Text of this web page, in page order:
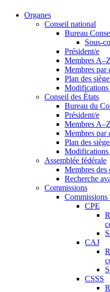
Organes
Conseil national
Bureau
Sous-
Président/e
Membres A–Z
Membres par
Plan des
Modifications
Conseil des États
Bureau du
Président/e
Membres A–Z
Membres par
Plan des
Modifications
Assemblée fédérale
Membres des
Recherche
Commissions
Commissions
CPE
CAJ
CSSS